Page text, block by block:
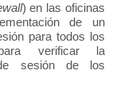
) en las oficinas
de un
para todos los
para verificar la
sesión de los